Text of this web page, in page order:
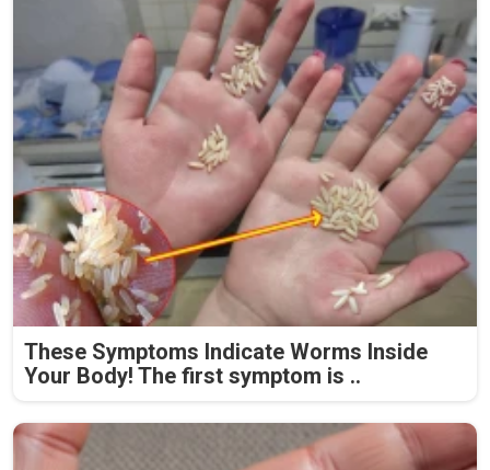
These Symptoms Indicate Worms Inside
Your Body! The first symptom is ..